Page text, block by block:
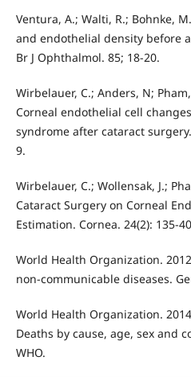
Ventura, A.; Walti, R.; Bohnke,
and endothelial density before
Br J Ophthalmol. 85; 18-20.
Wirbelauer, C.; Anders, N;
Corneal endothelial cell
syndrome after cataract
9.
Wirbelauer, C.; Wollensak, J.;
Cataract Surgery on Corneal
Estimation. Cornea. 24(2): 135-
World Health Organization.
non-communicable diseases.
World Health Organization.
Deaths by cause, age, sex and
WHO.